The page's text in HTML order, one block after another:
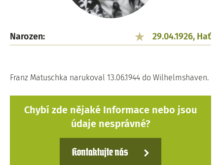
Narozen: 29.04.1926, Hať
Franz Matuschka narukoval 13.06.1944 do Wilhelmshaven.
Chybí zde nějaké Informace nebo jsou
údaje nesprávné?
Kontaktujte nás